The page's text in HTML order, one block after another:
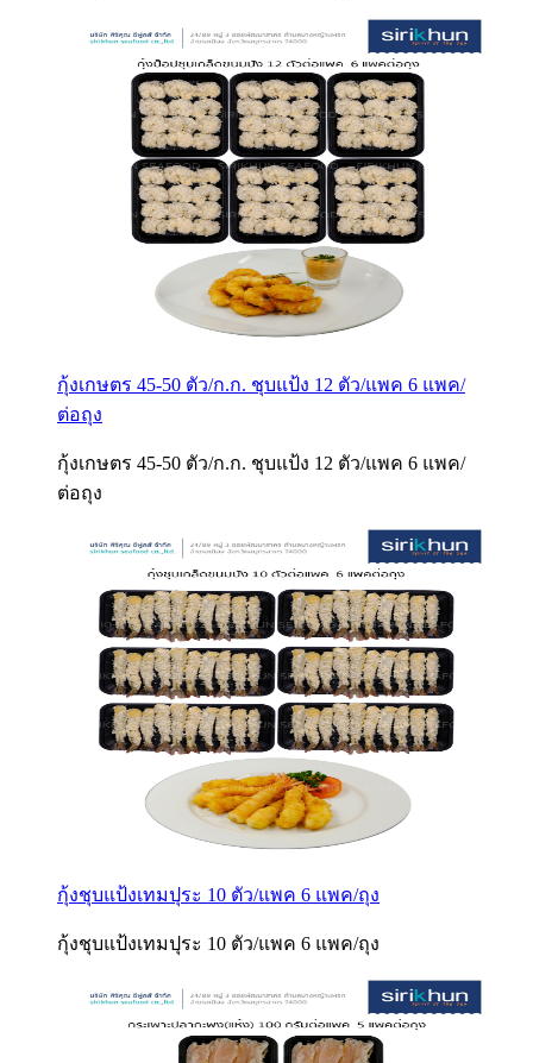
กุ้งเกษตร 45-50 ตัว/ก.ก. ชุบแป้ง 12 ตัว/แพค 6 แพค/
ต่อถุง
กุ้งเกษตร 45-50 ตัว/ก.ก. ชุบแป้ง 12 ตัว/แพค 6 แพค/
ต่อถุง
กุ้งชุบแป้งเทมปุระ 10 ตัว/แพค 6 แพค/ถุง
กุ้งชุบแป้งเทมปุระ 10 ตัว/แพค 6 แพค/ถุง